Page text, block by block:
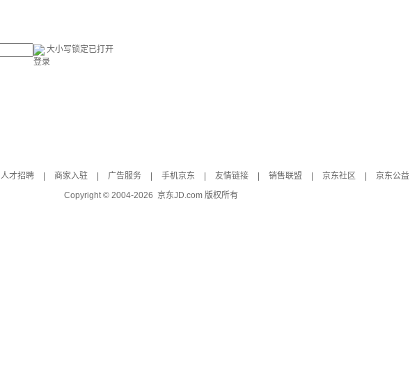
大小写锁定已打开
登录
人才招聘 商家入驻 广告服务 手机京东 友情链接 销售联盟 京东社区
京东公益
Copyright © 2004-2026 京东JD.com 版权所有